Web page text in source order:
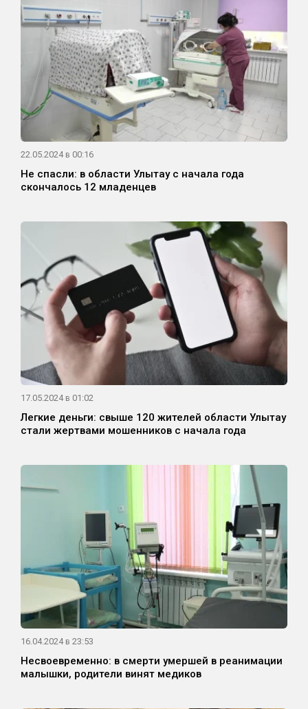
22.05.2024 в 00:16
Не спасли: в области Улытау с начала года
скончалось 12 младенцев
17.05.2024 в 01:02
Легкие деньги: свыше 120 жителей области Улытау
стали жертвами мошенников с начала года
16.04.2024 в 23:53
Несвоевременно: в смерти умершей в реанимации
малышки, родители винят медиков